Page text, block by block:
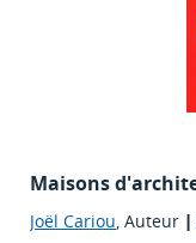
Maisons
Joël Cariou, Auteur |